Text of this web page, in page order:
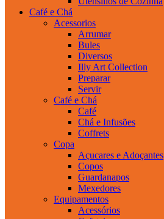
Café e Chá
Acessorios
Arrumar
Bules
Diversos
Illy Art Collection
Preparar
Servir
Café e Chá
Café
Chá e Infusões
Coffrets
Copa
Açucares e Adoçantes
Copos
Guardanapos
Mexedores
Equipamentos
Acessórios